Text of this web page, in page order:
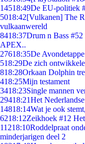
14518:49De EU-politiek
5018:42[Vulkanen] The
vulkaanwereld
8418:37Drum n Bass
APEX..
27618:35De
518:29De zich
818:28Orkaan Dolphin
418:25Mijn testament
3418:23Single mannen
29418:21Het
14818:14Wat je ook
6218:12Zeikhoek #12
11218:10Roddelpraat
minderjarigen deel 2